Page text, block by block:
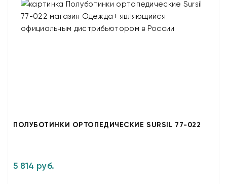
ПОЛУБОТИНКИ ОРТОПЕДИЧЕСКИЕ SURSIL 77-022
5 814 руб.